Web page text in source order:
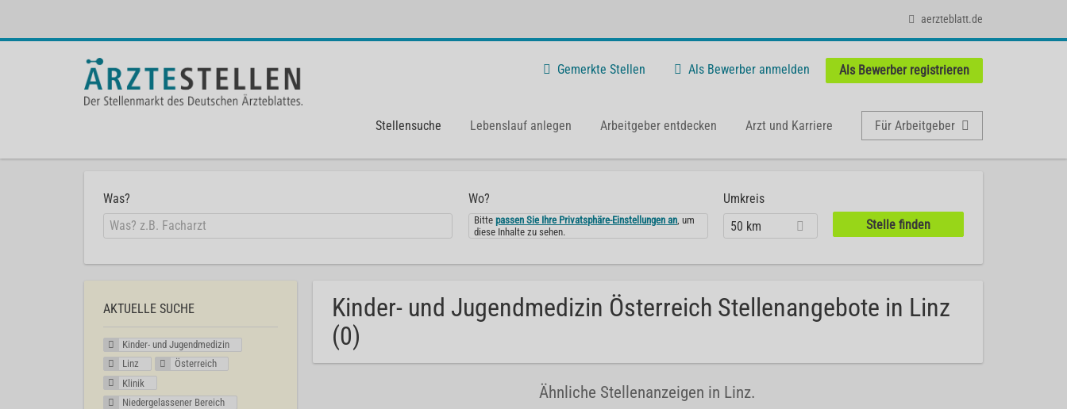
aerzteblatt.de
Gemerkte Stellen Als Bewerber anmelden Als Bewerber registrieren
Stellensuche Lebenslauf anlegen Arbeitgeber entdecken Arzt und Karriere Für Arbeitgeber
Was? Wo?
Bittepassen Sie Ihre Privatsphäre-Einstellungen an, um
diese Inhalte zu sehen.
Umkreis
50 km
Kinder- und Jugendmedizin Österreich Stellenangebote in Linz
(0)
Ähnliche Stellenanzeigen in Linz.
AKTUELLE SUCHE
Kinder- und Jugendmedizin
Linz
Österreich
Klinik
Niedergelassener Bereich